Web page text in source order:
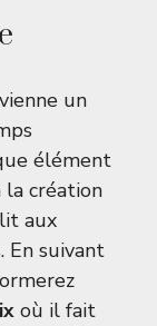
un
élément
la création
aux
En suivant
où il fait